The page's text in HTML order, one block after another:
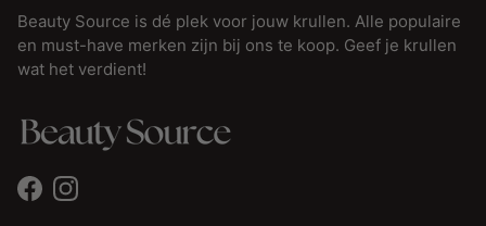
Beauty Source is dé plek voor jouw krullen. Alle populaire
en must-have merken zijn bij ons te koop. Geef je krullen
wat het verdient!
FacebookInstagram